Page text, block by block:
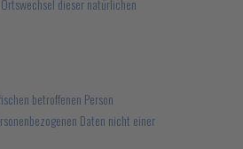
dieser natürlichen
betroffenen Person
Daten nicht einer